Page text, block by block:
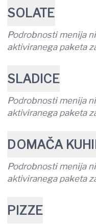
SOLATE
Podrobnosti menija
aktiviranega paketa
SLADICE
Podrobnosti menija
aktiviranega paketa
DOMAČA
Podrobnosti menija
aktiviranega paketa
PIZZE